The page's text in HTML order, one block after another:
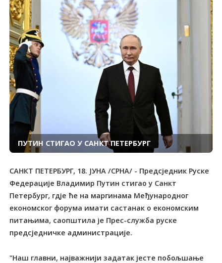
ПУТИН СТИГАО У САНКТ ПЕТЕРБУРГ
САНКТ ПЕТЕРБУРГ, 18. ЈУНА /СРНА/ - Предсједник Руске
Федерације Владимир Путин стигао у Санкт
Петербург, гдје ће на маргинама Међународног
економског форума имати састанак о економским
питањима, саопштила је Прес-служба руске
предсједничке администрације.
"Наш главни, најважнији задатак јесте побољшање